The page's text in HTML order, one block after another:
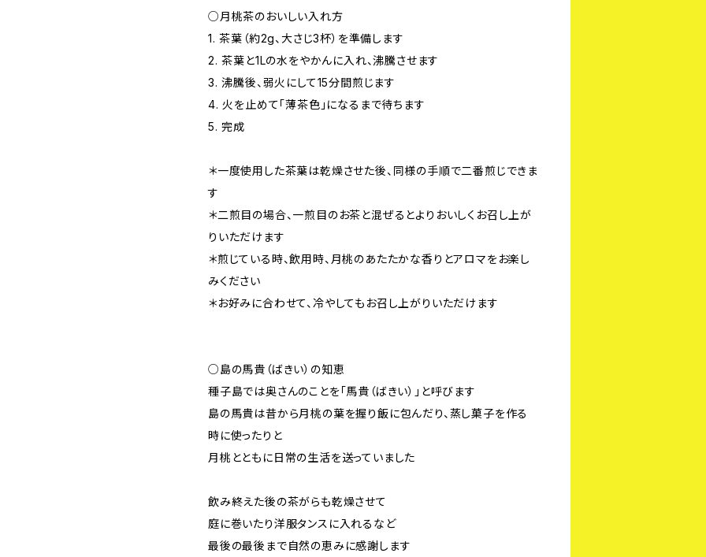
○月桃茶のおいしい入れ方
1. 茶葉（約2g、大さじ3杯）を準備します
2. 茶葉と1Lの水をやかんに入れ、沸騰させます
3. 沸騰後、弱火にして15分間煎じます
4. 火を止めて「薄茶色」になるまで待ちます
5. 完成
＊一度使用した茶葉は乾燥させた後、同様の手順で二番煎じできま
す
＊二煎目の場合、一煎目のお茶と混ぜるとよりおいしくお召し上が
りいただけます
＊煎じている時、飲用時、月桃のあたたかな香りとアロマをお楽し
みください
＊お好みに合わせて、冷やしてもお召し上がりいただけます
○島の馬貴（ばきい）の知恵
種子島では奥さんのことを「馬貴（ばきい）」と呼びます
島の馬貴は昔から月桃の葉を握り飯に包んだり、蒸し菓子を作る
時に使ったりと
月桃とともに日常の生活を送っていました
飲み終えた後の茶がらも乾燥させて
庭に巻いたり洋服タンスに入れるなど
最後の最後まで自然の恵みに感謝します